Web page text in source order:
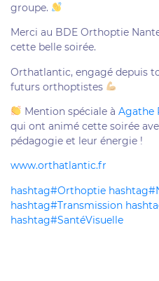
groupe.
Merci au BDE Orthoptie
cette belle soirée.
Orthatlantic, engagé depuis
futurs orthoptistes
Mention spéciale àAgathe
qui ont animé cette soirée
pédagogie et leur énergie !
www.orthatlantic.fr
hashtag#Orthoptie hashtag#
hashtag#Transmission
hashtag#SantéVisuelle